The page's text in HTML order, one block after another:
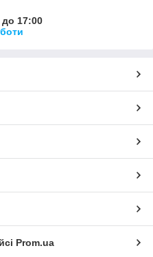
до 17:00
Prom.ua